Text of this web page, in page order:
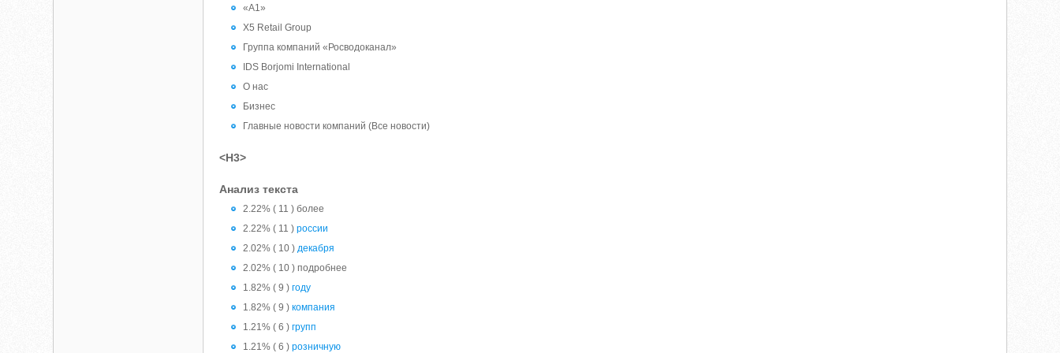
«А1»
Х5 Retail Group
Группа компаний «Росводоканал»
IDS Borjomi International
О нас
Бизнес
Главные новости компаний (Все новости)
<H3>
Анализ текста
2.22% ( 11 ) более
2.22% ( 11 )россии
2.02% ( 10 )декабря
2.02% ( 10 ) подробнее
1.82% ( 9 )году
1.82% ( 9 )компания
1.21% ( 6 )групп
1.21% ( 6 )розничную